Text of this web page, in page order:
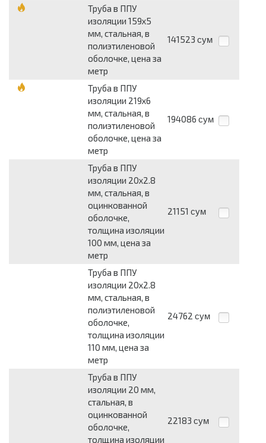
Труба в ППУ
изоляции 159x5
мм, стальная, в
полиэтиленовой
оболочке, цена за
метр
141523 сум
Труба в ППУ
изоляции 219x6
мм, стальная, в
полиэтиленовой
оболочке, цена за
метр
194086 сум
Труба в ППУ
изоляции 20x2.8
мм, стальная, в
оцинкованной
оболочке,
толщина изоляции
100 мм, цена за
метр
21151 сум
Труба в ППУ
изоляции 20x2.8
мм, стальная, в
полиэтиленовой
оболочке,
толщина изоляции
110 мм, цена за
метр
24762 сум
Труба в ППУ
изоляции 20 мм,
стальная, в
оцинкованной
оболочке,
толщина изоляции
22183 сум